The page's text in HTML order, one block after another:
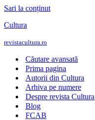
Sari la conținut
Cultura
revistacultura.ro
Căutare avansată
Prima pagina
Autorii din Cultura
Arhiva pe numere
Despre revista Cultura
Blog
FCAB